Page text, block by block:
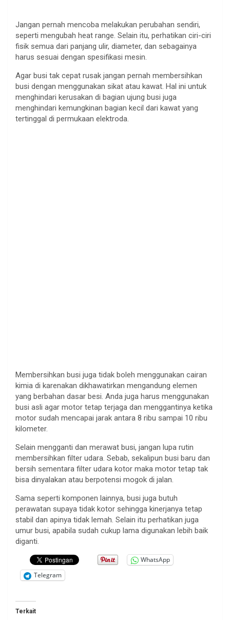
Jangan pernah mencoba melakukan perubahan sendiri,
seperti mengubah heat range. Selain itu, perhatikan ciri-ciri
fisik semua dari panjang ulir, diameter, dan sebagainya
harus sesuai dengan spesifikasi mesin.
Agar busi tak cepat rusak jangan pernah membersihkan
busi dengan menggunakan sikat atau kawat. Hal ini untuk
menghindari kerusakan di bagian ujung busi juga
menghindari kemungkinan bagian kecil dari kawat yang
tertinggal di permukaan elektroda.
Membersihkan busi juga tidak boleh menggunakan cairan
kimia di karenakan dikhawatirkan mengandung elemen
yang berbahan dasar besi. Anda juga harus menggunakan
busi asli agar motor tetap terjaga dan menggantinya ketika
motor sudah mencapai jarak antara 8 ribu sampai 10 ribu
kilometer.
Selain mengganti dan merawat busi, jangan lupa rutin
membersihkan filter udara. Sebab, sekalipun busi baru dan
bersih sementara filter udara kotor maka motor tetap tak
bisa dinyalakan atau berpotensi mogok di jalan.
Sama seperti komponen lainnya, busi juga butuh
perawatan supaya tidak kotor sehingga kinerjanya tetap
stabil dan apinya tidak lemah. Selain itu perhatikan juga
umur busi, apabila sudah cukup lama digunakan lebih baik
diganti.
WhatsApp
Telegram
Terkait